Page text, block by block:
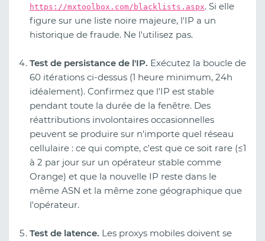
https://mxtoolbox.com/blacklists.aspx. Si elle
figure sur une liste noire majeure, l'IP a un
historique de fraude. Ne l'utilisez pas.
Test de persistance de l'IP. Exécutez la boucle de
60 itérations ci-dessus (1 heure minimum, 24h
idéalement). Confirmez que l'IP est stable
pendant toute la durée de la fenêtre. Des
réattributions involontaires occasionnelles
peuvent se produire sur n'importe quel réseau
cellulaire : ce qui compte, c'est que ce soit rare (≤1
à 2 par jour sur un opérateur stable comme
Orange) et que la nouvelle IP reste dans le
même ASN et la même zone géographique que
l'opérateur.
Test de latence. Les proxys mobiles doivent se